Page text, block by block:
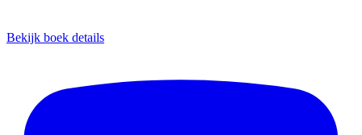
Bekijk boek details